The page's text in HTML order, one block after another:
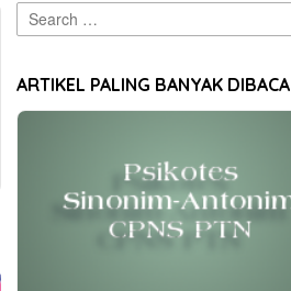
Search
for:
ARTIKEL PALING BANYAK DIBACA